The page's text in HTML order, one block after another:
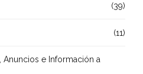
(39)
(11)
Anuncios e Información a